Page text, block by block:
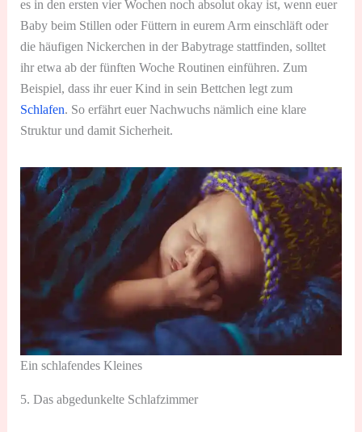
es in den ersten vier Wochen noch absolut okay ist, wenn euer
Baby beim Stillen oder Füttern in eurem Arm einschläft oder
die häufigen Nickerchen in der Babytrage stattfinden, solltet
ihr etwa ab der fünften Woche Routinen einführen. Zum
Beispiel, dass ihr euer Kind in sein Bettchen legt zum
Schlafen. So erfährt euer Nachwuchs nämlich eine klare
Struktur und damit Sicherheit.
Ein schlafendes Kleines
5. Das abgedunkelte Schlafzimmer